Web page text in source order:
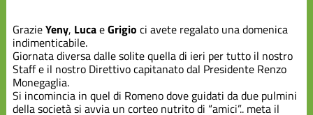
GrazieYeny, LucaeGrigio ci avete regalato una domenica
indimenticabile.
Giornata diversa dalle solite quella di ieri per tutto il nostro
Staff e il nostro Direttivo capitanato dal Presidente Renzo
Monegaglia.
Si incomincia in quel di Romeno dove guidati da due pulmini
della società si avvia un corteo nutrito di “amici”.. meta il
Rassegna
Stampa
Scuola